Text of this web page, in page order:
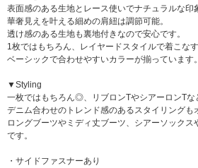
表面感のある生地とレース使いでナチュラルな印
華奢見えを叶える細めの肩紐は調節可能。
透け感のある生地も裏地付きなので安心です。
1枚ではもちろん、レイヤードスタイルで着こなす
ベーシックで合わせやすいカラーが揃っています。
▼Styling
一枚ではもちろん◎、リブロンTやシアーロンT
デニム合わせのトレンド感のあるスタイリングも
ロングブーツやミディ丈ブーツ、シアーソック
です。
・サイドファスナーあり